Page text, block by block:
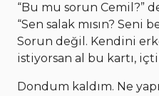
“Bu mu sorun Cemil?”
“Sen salak mısın? Seni
Sorun değil. Kendini
istiyorsan al bu kartı,
Dondum kaldım. Ne